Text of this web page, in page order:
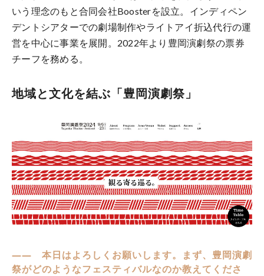
いう理念のもと合同会社Boosterを設立。インディペン
デントシアターでの劇場制作やライトアイ折込代行の運
営を中心に事業を展開。2022年より豊岡演劇祭の票券
チーフを務める。
地域と文化を結ぶ「豊岡演劇祭」
―― 本日はよろしくお願いします。まず、豊岡演劇
祭がどのようなフェスティバルなのか教えてくださ